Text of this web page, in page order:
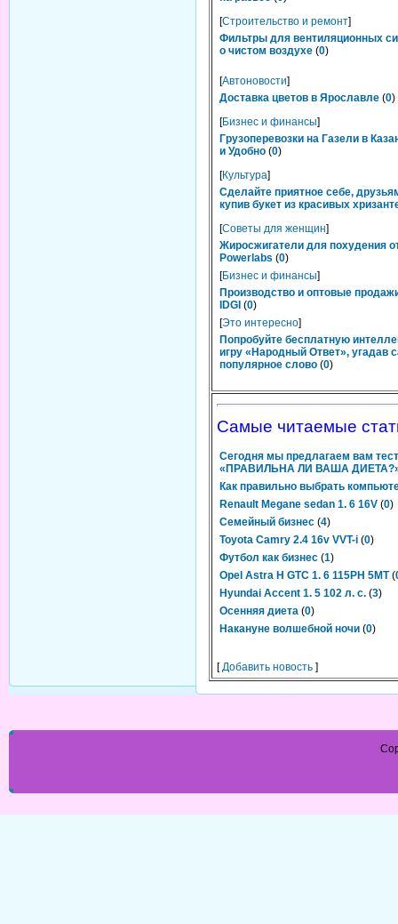
[Строительство и ремонт]
Фильтры для вентиляционных
о чистом воздухе (0)
[Автоновости]
Доставка цветов в Ярославле (0)
[Бизнес и финансы]
Грузоперевозки на Газели в
и Удобно (0)
[Культура]
Сделайте приятное себе,
купив букет из красивых
[Советы для женщин]
Жиросжигатели для похудения
Powerlabs (0)
[Бизнес и финансы]
Производство и оптовые
IDGI (0)
[Это интересно]
Попробуйте бесплатную
игру «Народный Ответ», угадав
популярное слово (0)
Самые читаемые
Сегодня мы предлагаем вам тест
«ПРАВИЛЬНА ЛИ ВАША
Как правильно выбрать
Renault Megane sedan 1. 6 16V (0)
Семейный бизнес (4)
Toyota Camry 2.4 16v VVT-i (0)
Футбол как бизнес (1)
Opel Astra H GTC 1. 6 115PH 5MT (
Hyundai Accent 1. 5 102 л. с. (3)
Осенняя диета (0)
Накануне волшебной ночи (0)
[Добавить новость ]